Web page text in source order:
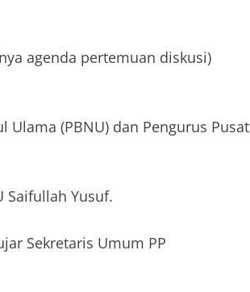
agenda pertemuan diskusi)
(PBNU) dan Pengurus Pusat
Saifullah Yusuf.
Sekretaris Umum PP